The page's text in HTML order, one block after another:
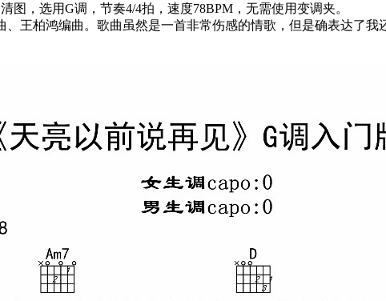
，选用G调，节奏4/4拍，速度78BPM，无需使用变调夹。
王柏鸿编曲。歌曲虽然是一首非常伤感的情歌，但是确表达了我